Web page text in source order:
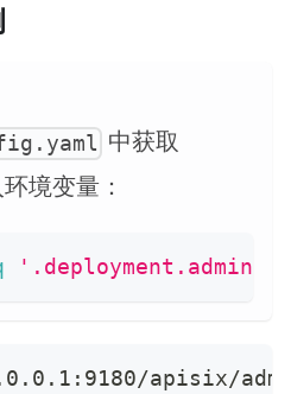
中获取
境变量：
apisix/